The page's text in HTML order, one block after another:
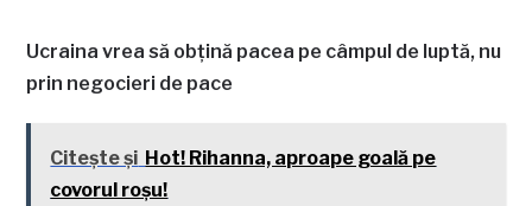
Ucraina vrea să obțină pacea pe câmpul de luptă, nu
prin negocieri de pace
Citește și Hot! Rihanna, aproape goală pe
covorul roşu!